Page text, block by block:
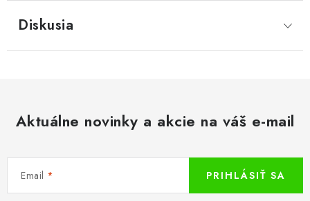
Diskusia
Aktuálne novinky a akcie na váš e-mail
Email PRIHLÁSIŤ SA